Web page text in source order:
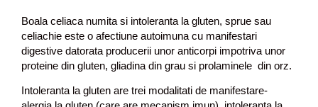
r
?
Boala celiaca numita si intoleranta la gluten, sprue sau
celiachie este o afectiune autoimuna cu manifestari
digestive datorata producerii unor anticorpi impotriva unor
proteine din gluten, gliadina din grau si prolaminele din orz.
Intoleranta la gluten are trei modalitati de manifestare-